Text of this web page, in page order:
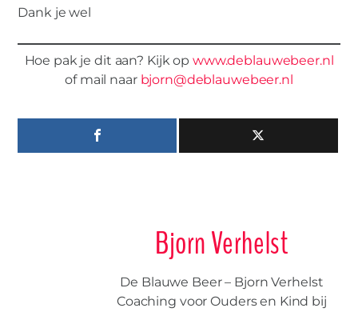
Dank je wel
Hoe pak je dit aan? Kijk op www.deblauwebeer.nl
of mail naar bjorn@deblauwebeer.nl
Bjorn Verhelst
De Blauwe Beer – Bjorn Verhelst
Coaching voor Ouders en Kind bij